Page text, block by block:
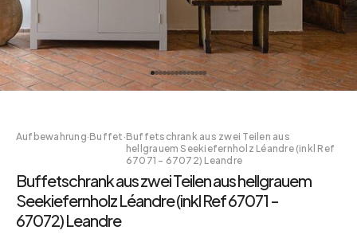
Aufbewahrung·Buffet ·Buffetschrank aus zwei Teilen aus
hellgrauem Seekiefernholz Léandre (inkl Ref
67071 - 67072) Leandre
Buffetschrank aus zwei Teilen aus hellgrauem
Seekiefernholz Léandre (inkl Ref 67071 -
67072) Leandre